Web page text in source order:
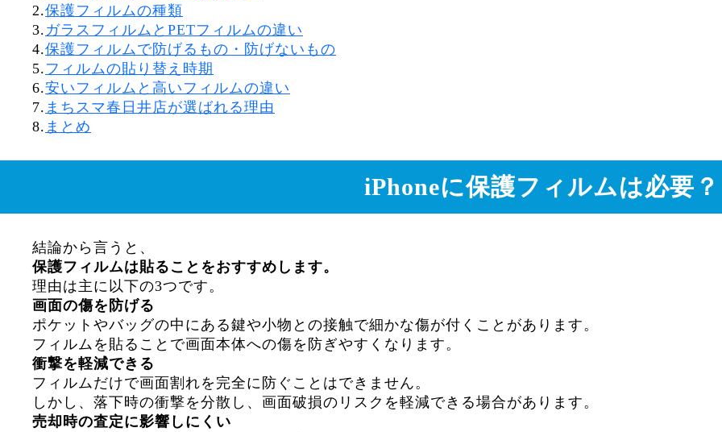
2.保護フィルムの種類
3. ガラスフィルムとPETフィルムの違い
4.保護フィルムで防げるもの・防げないもの
5. フィルムの貼り替え時期
6.安いフィルムと高いフィルムの違い
7. まちスマ春日井店が選ばれる理由
8. まとめ
iPhoneに保護フィルムは必要？
結論から言うと、
保護フィルムは貼ることをおすすめします。
理由は主に以下の3つです。
画面の傷を防げる
ポケットやバッグの中にある鍵や小物との接触で細かな傷が付くことがあります。
フィルムを貼ることで画面本体への傷を防ぎやすくなります。
衝撃を軽減できる
フィルムだけで画面割れを完全に防ぐことはできません。
しかし、落下時の衝撃を分散し、画面破損のリスクを軽減できる場合があります。
売却時の査定に影響しにくい